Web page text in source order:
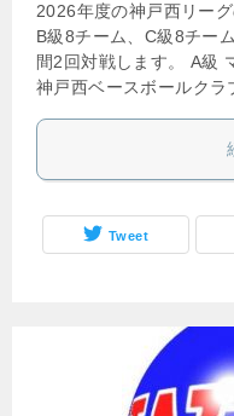
2026年度の神戸西リー
B級8チーム、C級8チー
間2回対戦します。 A級
神戸西ベースボールク
Tweet